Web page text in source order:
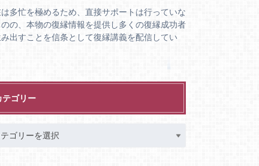
多忙を極めるため、直接サポートは行っていな
の、本物の復縁情報を提供し多くの復縁成功者
出すことを信条として復縁講義を配信してい
テゴリー